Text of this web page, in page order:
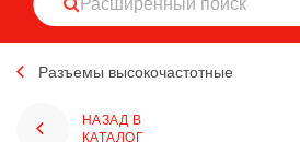
Разъемы высокочастотные
НАЗАД В
КАТАЛОГ